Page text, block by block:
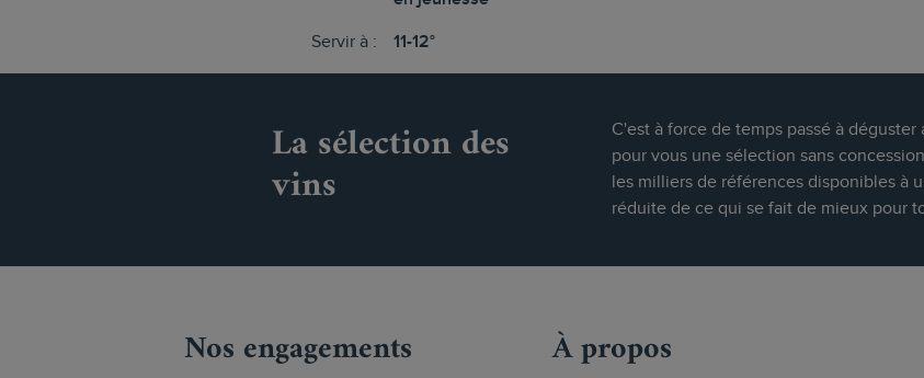
Servir à : 11-12°
La sélection des
vins
C'est à force de temps passé à
pour vous une sélection sans
les milliers de références disponibles à
réduite de ce qui se fait de mieux pour
Nos engagements À propos